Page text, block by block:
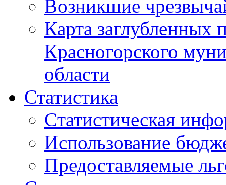
Возникшие
Карта
Красногорского
области
Статистика
Статистическая
Использование
Предоставляемые